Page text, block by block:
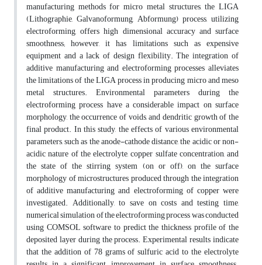
manufacturing methods for micro metal structures, the LIGA
(Lithographie, Galvanoformung, Abformung) process, utilizing
electroforming, offers high dimensional accuracy and surface
smoothness; however, it has limitations such as expensive
equipment and a lack of design flexibility. The integration of
additive manufacturing and electroforming processes alleviates
the limitations of the LIGA process in producing micro and meso
metal structures. Environmental parameters during the
electroforming process have a considerable impact on surface
morphology, the occurrence of voids, and dendritic growth of the
final product. In this study, the effects of various environmental
parameters, such as the anode-cathode distance, the acidic or non-
acidic nature of the electrolyte, copper sulfate concentration, and
the state of the stirring system (on or off), on the surface
morphology of microstructures produced through the integration
of additive manufacturing and electroforming of copper were
investigated. Additionally, to save on costs and testing time,
numerical simulation of the electroforming process was conducted
using COMSOL software to predict the thickness profile of the
deposited layer during the process. Experimental results indicate
that the addition of 78 grams of sulfuric acid to the electrolyte